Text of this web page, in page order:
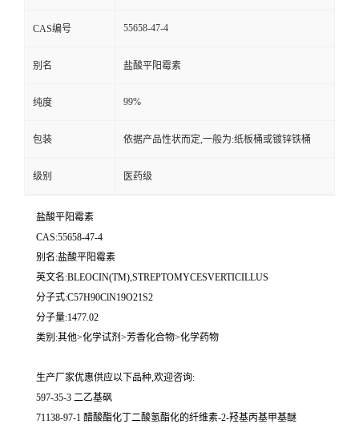
CAS编号 55658-47-4
别名 盐酸平阳霉素
纯度 99%
包装 依据产品性状而定,一般为:纸板桶或镀锌铁桶
级别 医药级
盐酸平阳霉素
CAS:55658-47-4
别名:盐酸平阳霉素
英文名:BLEOCIN(TM),STREPTOMYCESVERTICILLUS
分子式:C57H90ClN19O21S2
分子量:1477.02
类别:其他>化学试剂>芳香化合物>化学药物
生产厂家优惠供应以下品种,欢迎咨询:
597-35-3 二乙基砜
71138-97-1 醋酸酯化丁二酸氢酯化的纤维素-2-羟基丙基甲基醚